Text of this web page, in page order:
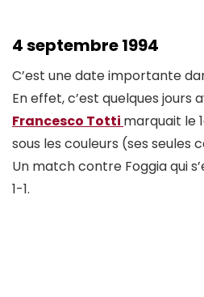
4 septembre 1994
C’est une date importante
En effet, c’est quelques jours
Francesco Totti marquait le
sous les couleurs (ses seules
Un match contre Foggia qui
1-1.